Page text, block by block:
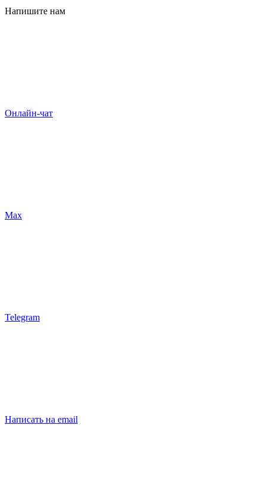
Напишите нам
Онлайн-чат
Max
Telegram
Написать на email